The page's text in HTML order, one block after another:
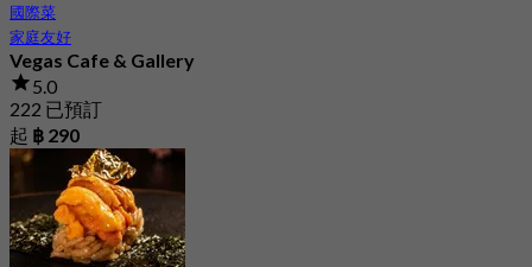
國際菜
家庭友好
Vegas Cafe & Gallery
5.0
222 已預訂
起 ฿ 290